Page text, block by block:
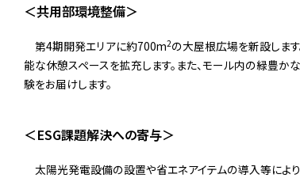
＜共用部環境整備＞
第4期開発エリアに約700m2の大屋根広場を新設します
能な休憩スペースを拡充します。また、モール内の緑豊
験をお届けします。
＜ESG課題解決への寄与＞
太陽光発電設備の設置や省エネアイテムの導入等によ